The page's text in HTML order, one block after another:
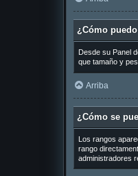
¿Cómo
Desde su Panel
que tamaño y
Arriba
¿Cómo se
Los rangos
rango
administradores